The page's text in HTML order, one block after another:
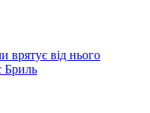
врятує від нього
Бриль